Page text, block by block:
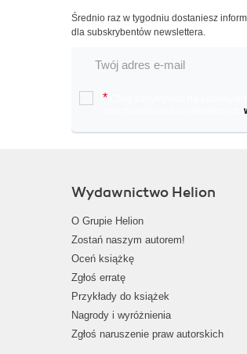
Średnio raz w tygodniu dostaniesz
dla subskrybentów newslettera.
*
Wydawnictwo Helion
O Grupie Helion
Zostań naszym autorem!
Oceń książkę
Zgłoś erratę
Przykłady do książek
Nagrody i wyróżnienia
Zgłoś naruszenie praw autorskich